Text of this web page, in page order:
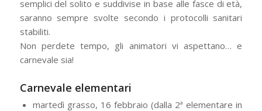
semplici del solito e suddivise in base alle fasce di età,
saranno sempre svolte secondo i protocolli sanitari
stabiliti.
Non perdete tempo, gli animatori vi aspettano… e
carnevale sia!
Carnevale elementari
martedì grasso, 16 febbraio (dalla 2ª elementare in